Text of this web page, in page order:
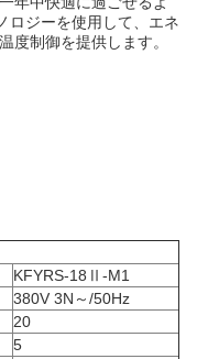
ロジーを使用して、エネ
度制御を提供します。
KFYRS-18Ⅱ-M1
380V 3N～/50Hz
20
5